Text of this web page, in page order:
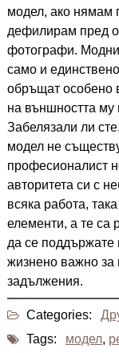
модел, ако нямам
дефилирам пред
фотографи.
само и
обръщат особено
на външността му
Забелязали ли
модел не
професионалист
авторитета си с
всяка работа,
елементи, а те са
да се поддържате
жизнено важно за
задължения.
Categories:
Tags:
модел,